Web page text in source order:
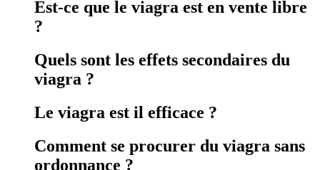
Est-ce que le viagra est en vente libre
?
Quels sont les effets secondaires du
viagra ?
Le viagra est il efficace ?
Comment se procurer du viagra sans
ordonnance ?